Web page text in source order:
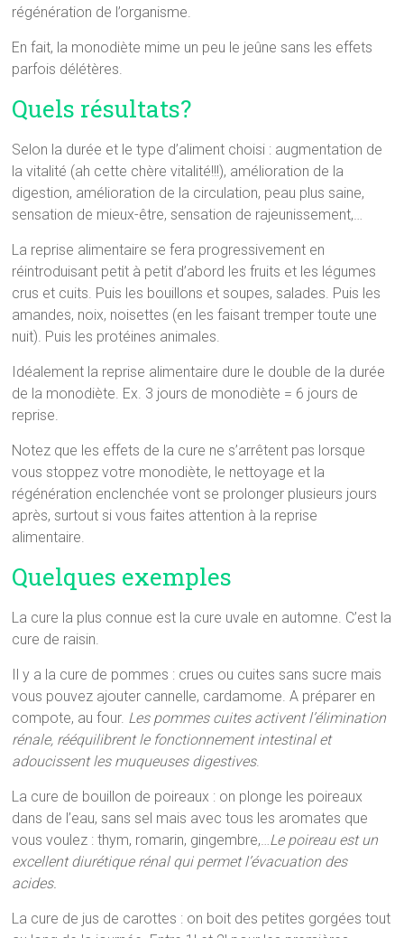
régénération de l’organisme.
En fait, la monodiète mime un peu le jeûne sans les effets
parfois délétères.
Quels résultats?
Selon la durée et le type d’aliment choisi : augmentation de
la vitalité (ah cette chère vitalité!!!), amélioration de la
digestion, amélioration de la circulation, peau plus saine,
sensation de mieux-être, sensation de rajeunissement,…
La reprise alimentaire se fera progressivement en
réintroduisant petit à petit d’abord les fruits et les légumes
crus et cuits. Puis les bouillons et soupes, salades. Puis les
amandes, noix, noisettes (en les faisant tremper toute une
nuit). Puis les protéines animales.
Idéalement la reprise alimentaire dure le double de la durée
de la monodiète. Ex. 3 jours de monodiète = 6 jours de
reprise.
Notez que les effets de la cure ne s’arrêtent pas lorsque
vous stoppez votre monodiète, le nettoyage et la
régénération enclenchée vont se prolonger plusieurs jours
après, surtout si vous faites attention à la reprise
alimentaire.
Quelques exemples
La cure la plus connue est la cure uvale en automne. C’est la
cure de raisin.
Il y a la cure de pommes : crues ou cuites sans sucre mais
vous pouvez ajouter cannelle, cardamome. A préparer en
compote, au four. Les pommes cuites activent l’élimination
rénale, rééquilibrent le fonctionnement intestinal et
adoucissent les muqueuses digestives.
La cure de bouillon de poireaux : on plonge les poireaux
dans de l’eau, sans sel mais avec tous les aromates que
vous voulez : thym, romarin, gingembre,…Le poireau est un
excellent diurétique rénal qui permet l’évacuation des
acides.
La cure de jus de carottes : on boit des petites gorgées tout